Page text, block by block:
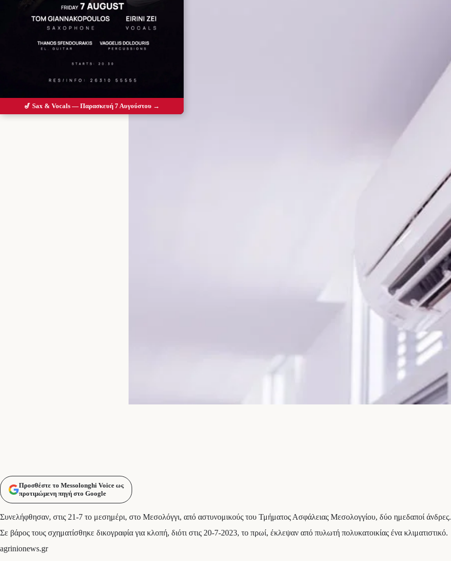
Προσθέστε το Messolonghi Voice ως
προτιμώμενη πηγή στο Google
Συνελήφθησαν, στις 21-7 το μεσημέρι, στο Μεσολόγγι, από αστυνομικούς του Τμήματος Ασφάλειας Μεσολογγίου, δύο ημεδαποί άνδρες.
Σε βάρος τους σχηματίσθηκε δικογραφία για κλοπή, διότι στις 20-7-2023, το πρωί, έκλεψαν από πυλωτή πολυκατοικίας ένα κλιματιστικό.
agrinionews.gr
🎷 Sax & Vocals — Παρασκευή 7 Αυγούστου →